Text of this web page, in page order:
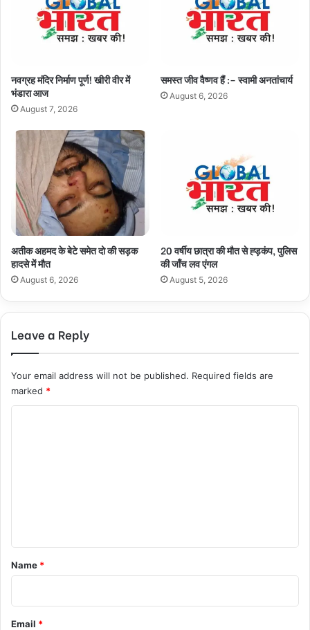
नवग्रह मंदिर निर्माण पूर्ण! खीरी वीर में
भंडारा आज
August 7, 2026
समस्त जीव वैष्णव हैं :– स्वामी अनतांचार्य
August 6, 2026
अतीक अहमद के बेटे समेत दो की सड़क
हादसे में मौत
August 6, 2026
20 वर्षीय छात्रा की मौत से ह्ड़कंप, पुलिस
की जाँच लव एंगल
August 5, 2026
Leave a Reply
Your email address will not be published. Required fields are
marked *
*
Name *
Email *